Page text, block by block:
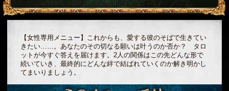
【女性専用メニュー】これからも、愛する彼のそばで生きてい
きたい……。あなたのその切なる願いは叶うのか否か？ タロ
ットが今すぐ答えを届けます。2人の関係はこの先どんな形で
続いていき、最終的にどんな絆で結ばれていくのか解き明かし
てまいりましょう。